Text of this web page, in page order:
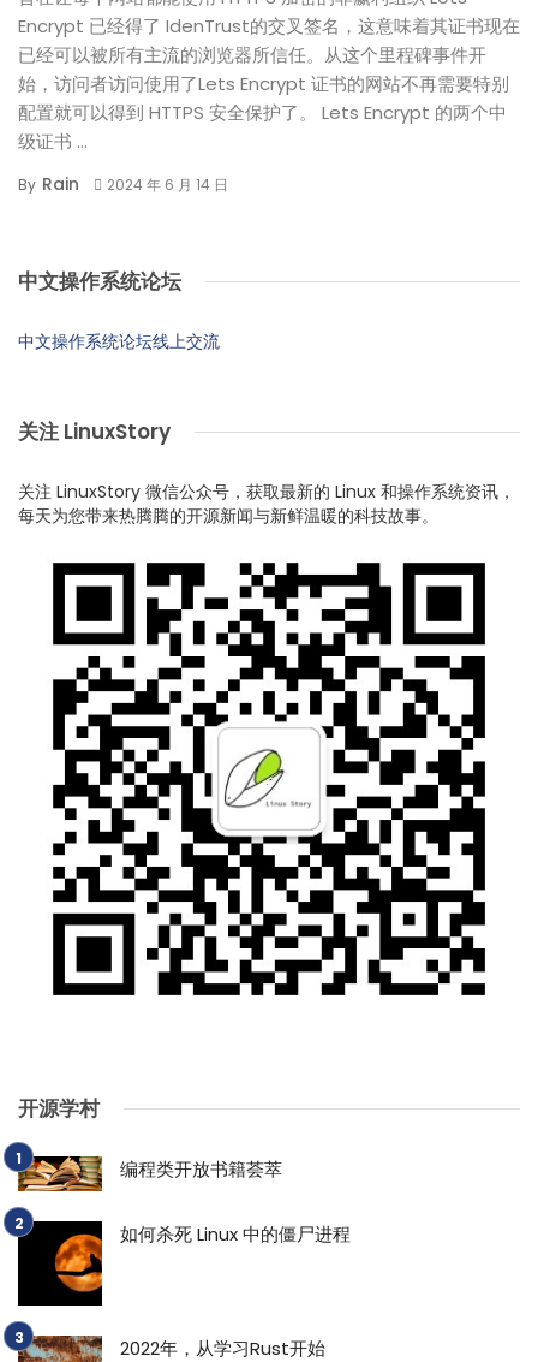
Encrypt 已经得了 IdenTrust的交叉签名，这意味着其证书现在
已经可以被所有主流的浏览器所信任。从这个里程碑事件开
始，访问者访问使用了Lets Encrypt 证书的网站不再需要特别
配置就可以得到 HTTPS 安全保护了。 Lets Encrypt 的两个中
级证书 ...
By Rain 2024 年 6 月 14 日
中文操作系统论坛
中文操作系统论坛线上交流
关注 LinuxStory
关注 LinuxStory 微信公众号，获取最新的 Linux 和操作系统资讯，
每天为您带来热腾腾的开源新闻与新鲜温暖的科技故事。
开源学村
编程类开放书籍荟萃
如何杀死 Linux 中的僵尸进程
2022年，从学习Rust开始